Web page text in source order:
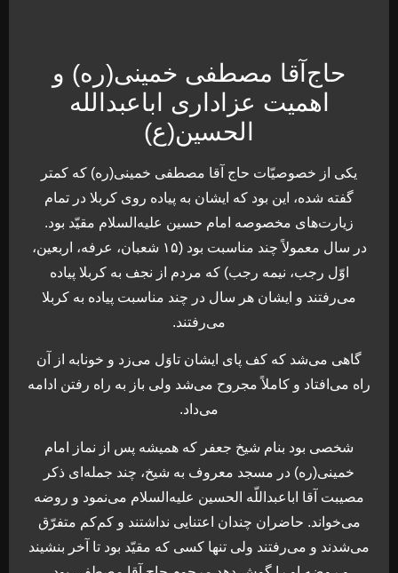
حاج‌آقا مصطفی خمینی(ره) و
اهمیت عزاداری اباعبدالله
الحسین(ع)
يكى از خصوصيّات حاج آقا مصطفى خمينى(ره) كه كمتر
گفته شده، اين بود كه ايشان به پياده روى كربلا در تمام
زيارت‌هاى مخصوصه امام حسين عليه‌السلام مقيّد بود.
در سال معمولاً چند مناسبت بود (۱۵ شعبان، عرفه، اربعين،
اوّل رجب، نيمه رجب) كه مردم از نجف به كربلا پياده
مى‌رفتند و ايشان هر سال در چند مناسبت پياده به كربلا
مى‌رفتند.
گاهى مى‌شد كه كف پاى ايشان تاوَل مى‌زد و خونابه از آن
راه مى‌افتاد و كاملاً مجروح مى‌شد ولى باز به راه رفتن ادامه
مى‌داد.
شخصى بود بنام شيخ جعفر كه هميشه پس از نماز امام
خمينى(ره) در مسجد معروف به شيخ، چند جمله‌اى ذكر
مصيبت آقا اباعبداللّه الحسين عليه‌السلام مى‌نمود و روضه
مى‌خواند. حاضران چندان اعتنايى نداشتند و كم‌كم متفرّق
مى‌شدند و مى‌رفتند ولى تنها كسى كه مقيّد بود تا آخر بنشيند